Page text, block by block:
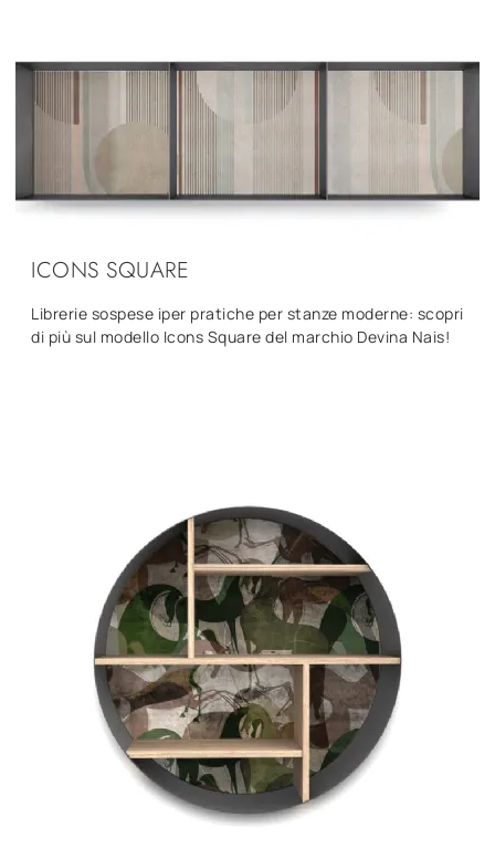
ICONS SQUARE
Librerie sospese iper pratiche per stanze moderne: scopri
di più sul modello Icons Square del marchio Devina Nais!